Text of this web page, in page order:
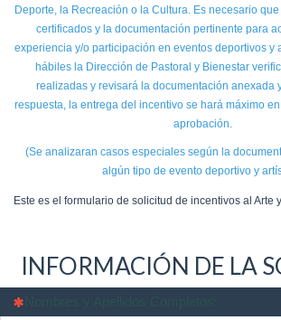
Deporte, la Recreación o la Cultura. Es necesario
certificados y la documentación pertinente para
experiencia y/o participación en eventos deportivos y
hábiles la Dirección de Pastoral y Bienestar
realizadas y revisará la documentación anexada
respuesta, la entrega del incentivo se hará máximo
aprobación.
(Se analizaran casos especiales según la
algún tipo de evento deportivo y
Este es el formulario de solicitud de incentivos al Arte
INFORMACIÓN DE LA